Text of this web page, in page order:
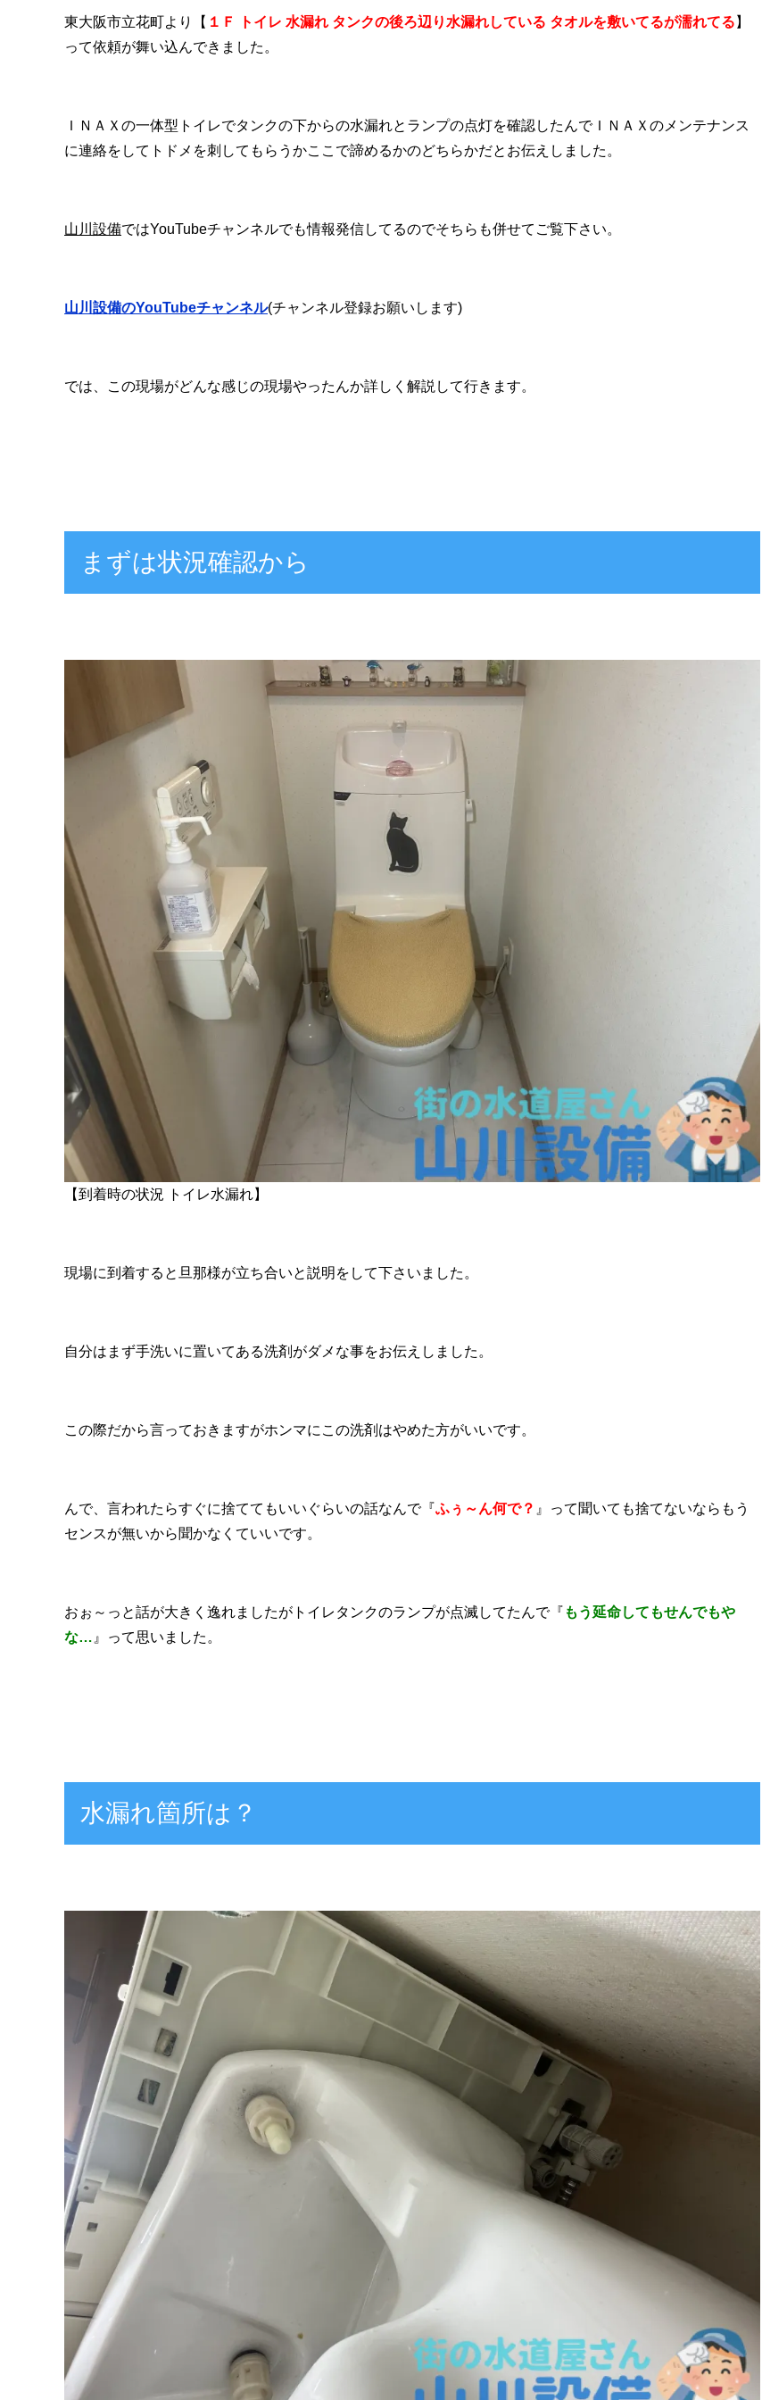
東大阪市立花町より【 １Ｆ トイレ 水漏れ タンクの後ろ辺り水漏れしている タオルを敷いてるが濡れてる 】
って依頼が舞い込んできました。
ＩＮＡＸの一体型トイレでタンクの下からの水漏れとランプの点灯を確認したんでＩＮＡＸのメンテナンス
に連絡をしてトドメを刺してもらうかここで諦めるかのどちらかだとお伝えしました。
山川設備ではYouTubeチャンネルでも情報発信してるのでそちらも併せてご覧下さい。
山川設備のYouTubeチャンネル(チャンネル登録お願いします)
では、この現場がどんな感じの現場やったんか詳しく解説して行きます。
まずは状況確認から
【到着時の状況 トイレ水漏れ】
現場に到着すると旦那様が立ち合いと説明をして下さいました。
自分はまず手洗いに置いてある洗剤がダメな事をお伝えしました。
この際だから言っておきますがホンマにこの洗剤はやめた方がいいです。
んで、言われたらすぐに捨ててもいいぐらいの話なんで『ふぅ～ん何で？ 』って聞いても捨てないならもう
センスが無いから聞かなくていいです。
おぉ～っと話が大きく逸れましたがトイレタンクのランプが点滅してたんで『 もう延命してもせんでもや
な… 』って思いました。
水漏れ箇所は？